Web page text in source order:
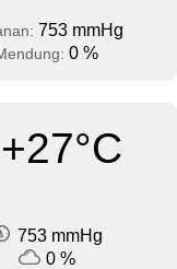
753 mmHg
0 %
+27°C
753 mmHg
0 %